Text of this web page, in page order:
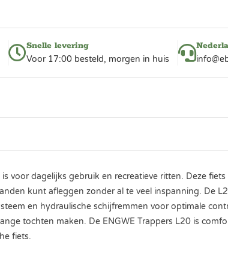
Snelle levering
Voor 17:00 besteld, morgen in huis
voor dagelijks gebruik en recreatieve ritten. Deze
kunt afleggen zonder al te veel inspanning. De
en hydraulische schijfremmen voor optimale
tochten maken. De ENGWE Trappers L20 is
fiets.